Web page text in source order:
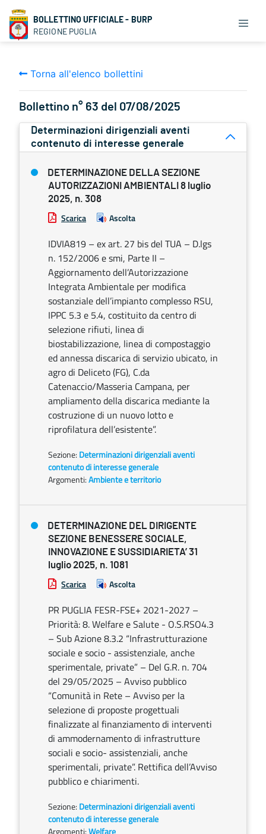
BOLLETTINO UFFICIALE - BURP
REGIONE PUGLIA
Torna all'elenco bollettini
Bollettino n° 63 del 07/08/2025
Determinazioni dirigenziali aventi
contenuto di interesse generale
DETERMINAZIONE DELLA SEZIONE
AUTORIZZAZIONI AMBIENTALI 8 luglio
2025, n. 308
Scarica Ascolta
IDVIA819 – ex art. 27 bis del TUA – D.lgs
n. 152/2006 e smi, Parte II –
Aggiornamento dell’Autorizzazione
Integrata Ambientale per modifica
sostanziale dell’impianto complesso RSU,
IPPC 5.3 e 5.4, costituito da centro di
selezione rifiuti, linea di
biostabilizzazione, linea di compostaggio
ed annessa discarica di servizio ubicato, in
agro di Deliceto (FG), C.da
Catenaccio/Masseria Campana, per
ampliamento della discarica mediante la
costruzione di un nuovo lotto e
riprofilatura dell’esistente”.
Sezione: Determinazioni dirigenziali aventi
contenuto di interesse generale
Argomenti:Ambiente e territorio
DETERMINAZIONE DEL DIRIGENTE
SEZIONE BENESSERE SOCIALE,
INNOVAZIONE E SUSSIDIARIETA’ 31
luglio 2025, n. 1081
Scarica Ascolta
PR PUGLIA FESR-FSE+ 2021-2027 –
Priorità: 8. Welfare e Salute - O.S.RSO4.3
– Sub Azione 8.3.2 “Infrastrutturazione
sociale e socio - assistenziale, anche
sperimentale, private” – Del G.R. n. 704
del 29/05/2025 – Avviso pubblico
“Comunità in Rete – Avviso per la
selezione di proposte progettuali
finalizzate al finanziamento di interventi
di ammodernamento di infrastrutture
sociali e socio- assistenziali, anche
sperimentali, private”. Rettifica dell’Avviso
pubblico e chiarimenti.
Sezione: Determinazioni dirigenziali aventi
contenuto di interesse generale
Argomenti:Welfare